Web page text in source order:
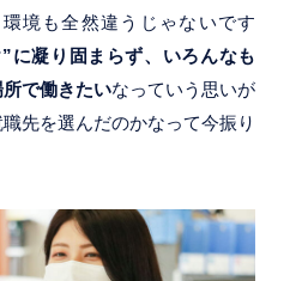
境も全然違うじゃないです
に凝り固まらず、いろんなも
で働きたいなっていう思いが
先を選んだのかなって今振り